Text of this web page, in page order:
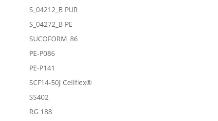
S_04212_B PUR
S_04272_B PE
SUCOFORM_86
PE-P086
PE-P141
SCF14-50J Cellflex®
SS402
RG 188